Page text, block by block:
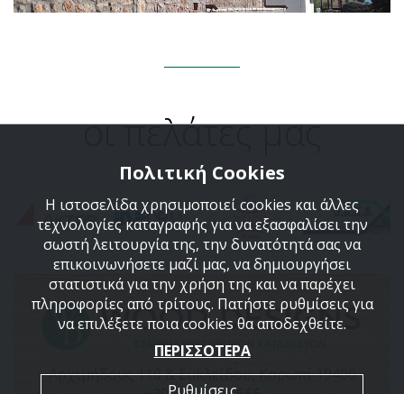
οι πελάτες μας
Αρχιμήδους 110 & Ευκλείδου, Κορωπί 19400
Πολιτική Cookies
Η ιστοσελίδα χρησιμοποιεί cookies και άλλες
τεχνολογίες καταγραφής για να εξασφαλίσει την
σωστή λειτουργία της, την δυνατότητά σας να
επικοινωνήσετε μαζί μας, να δημιουργήσει
στατιστικά για την χρήση της και να παρέχει
πληροφορίες από τρίτους. Πατήστε ρυθμίσεις για
να επιλέξετε ποια cookies θα αποδεχθείτε.
ΠΕΡΙΣΣΟΤΕΡΑ